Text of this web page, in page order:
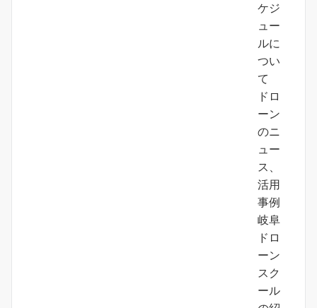
ケジ
ュー
ルに
つい
て
ドロ
ーン
のニ
ュー
ス、
活用
事例
岐阜
ドロ
ーン
スク
ール